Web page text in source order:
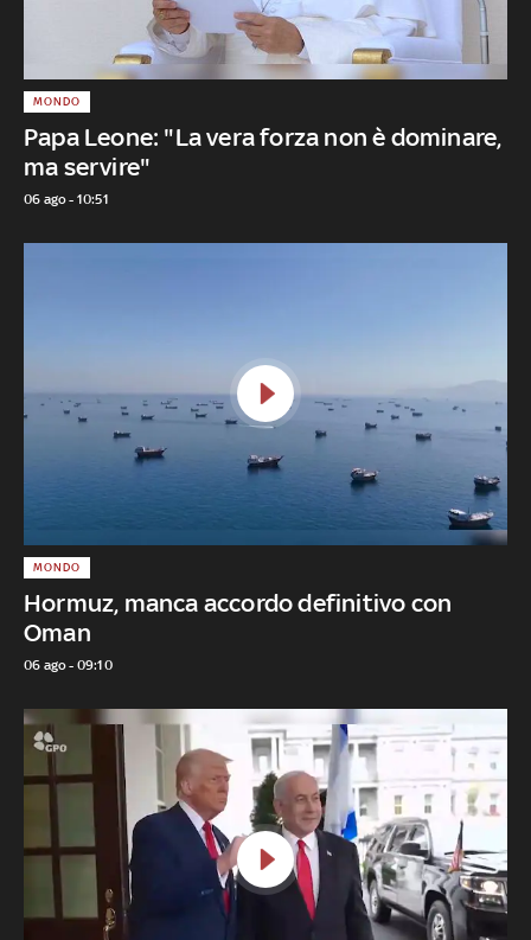
Papa Leone: "La vera forza non è dominare,
ma servire"
MONDO
06 ago - 10:51
Hormuz, manca accordo definitivo con
Oman
MONDO
06 ago - 09:10